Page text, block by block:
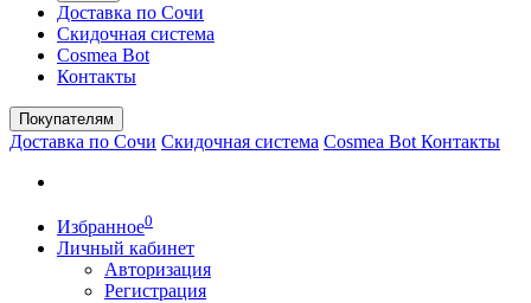
Доставка по Сочи
Скидочная система
Cosmea Bot
Контакты
Покупателям
Доставка по Сочи Скидочная система Cosmea Bot Контакты
Избранное0
Личный кабинет
Авторизация
Регистрация